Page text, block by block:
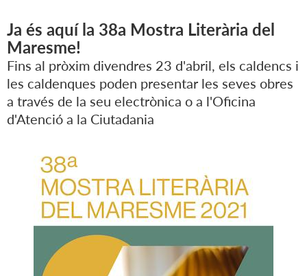
Ja és aquí la 38a Mostra Literària del
Maresme!
Fins al pròxim divendres 23 d'abril, els caldencs i
les caldenques poden presentar les seves obres
a través de la seu electrònica o a l'Oficina
d'Atenció a la Ciutadania